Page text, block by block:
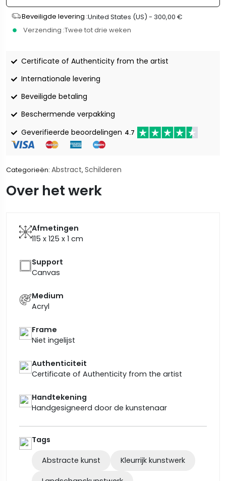
Beveiligde levering :United States (US) - 300,00 €
Verzending :Twee tot drie weken
Certificate of Authenticity from the artist
Internationale levering
Beveiligde betaling
Beschermende verpakking
Geverifieerde beoordelingen 4.7
Categorieën: Abstract, Schilderen
Over het werk
Afmetingen
115 x 125 x 1 cm
Support
Canvas
Medium
Acryl
Frame
Niet ingelijst
Authenticiteit
Certificate of Authenticity from the artist
Handtekening
Handgesigneerd door de kunstenaar
Tags
Abstracte kunst Kleurrijk kunstwerk